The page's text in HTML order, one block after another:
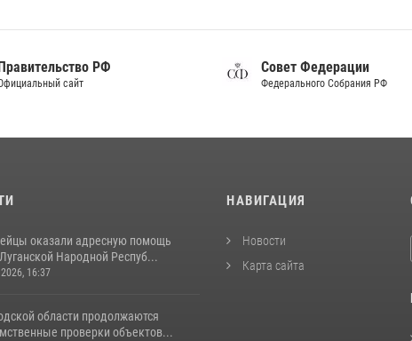
Правительство РФ
сайт
Совет Федерации
Федерального Собрания РФ
оказали адресную помощь
Народной Респуб...
16:37
области продолжаются
проверки объектов...
НАВИГАЦИЯ
Новости
Карта сайта